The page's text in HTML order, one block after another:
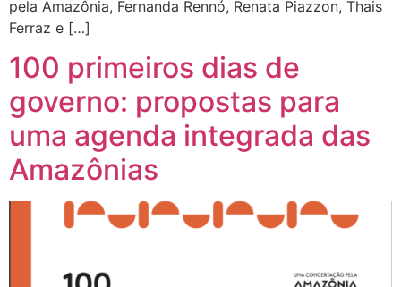
pela Amazônia, Fernanda Rennó, Renata Piazzon, Thais
Ferraz e […]
100 primeiros dias de
governo: propostas para
uma agenda integrada das
Amazônias